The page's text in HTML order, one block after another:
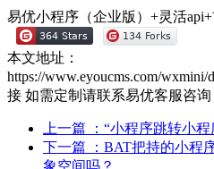
易优小程序（企业版）+灵活
本文地址：
https://www.eyoucms.com/wxmini/
接 如需定制请联系易优客服咨询
上一篇
：“小程序跳转小
下一篇
：BAT把持的小程
象空间吗？